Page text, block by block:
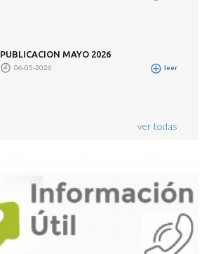
PUBLICACION MAYO 2026
06-05-2026 leer
ver todas